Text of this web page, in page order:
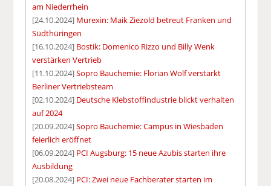
am Niederrhein
[24.10.2024] Murexin: Maik Ziezold betreut Franken und
Südthüringen
[16.10.2024] Bostik: Domenico Rizzo und Billy Wenk
verstärken Vertrieb
[11.10.2024]Sopro Bauchemie: Florian Wolf verstärkt
Berliner Vertriebsteam
[02.10.2024] Deutsche Klebstoffindustrie blickt verhalten
auf 2024
[20.09.2024]Sopro Bauchemie: Campus in Wiesbaden
feierlich eröffnet
[06.09.2024] PCI Augsburg: 15 neue Azubis starten ihre
Ausbildung
[20.08.2024] PCI: Zwei neue Fachberater starten im